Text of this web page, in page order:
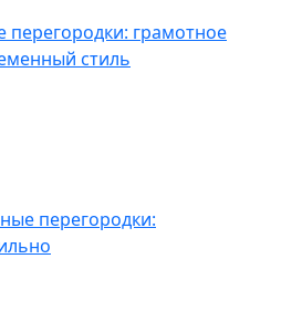
грамотное
стиль
перегородки: